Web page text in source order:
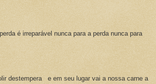
é irreparável nunca para a perda nunca para
destempera e em seu lugar vai a nossa carne a